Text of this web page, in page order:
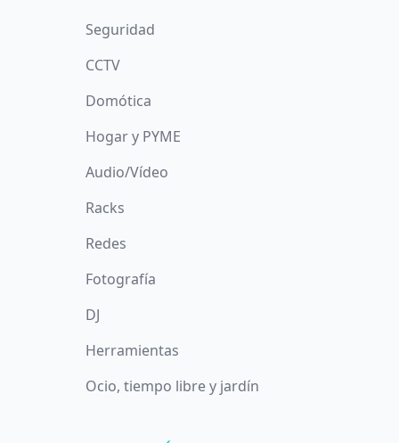
Seguridad
CCTV
Domótica
Hogar y PYME
Audio/Vídeo
Racks
Redes
Fotografía
DJ
Herramientas
Ocio, tiempo libre y jardín